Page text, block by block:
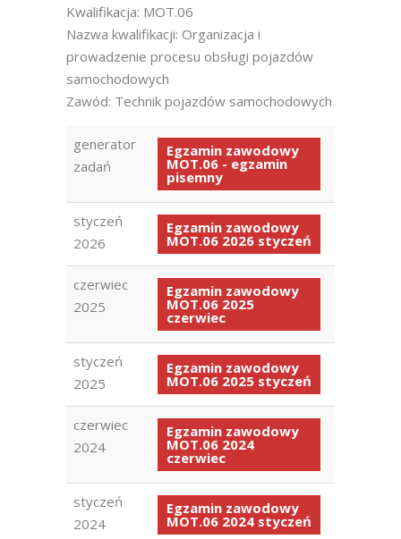
Kwalifikacja: MOT.06
Nazwa kwalifikacji: Organizacja i
prowadzenie procesu obsługi pojazdów
samochodowych
Zawód: Technik pojazdów samochodowych
generator
zadań
Egzamin zawodowy
MOT.06 - egzamin
pisemny
styczeń
2026
Egzamin zawodowy
MOT.06 2026 styczeń
czerwiec
2025
Egzamin zawodowy
MOT.06 2025
czerwiec
styczeń
2025
Egzamin zawodowy
MOT.06 2025 styczeń
czerwiec
2024
Egzamin zawodowy
MOT.06 2024
czerwiec
styczeń
2024
Egzamin zawodowy
MOT.06 2024 styczeń